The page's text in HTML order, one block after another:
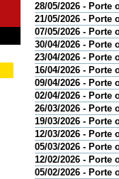
28/05/2026 - Porte
21/05/2026 - Porte
07/05/2026 - Porte
30/04/2026 - Porte
23/04/2026 - Porte
16/04/2026 - Porte
09/04/2026 - Porte
02/04/2026 - Porte
26/03/2026 - Porte
19/03/2026 - Porte
12/03/2026 - Porte
05/03/2026 - Porte
12/02/2026 - Porte
05/02/2026 - Porte